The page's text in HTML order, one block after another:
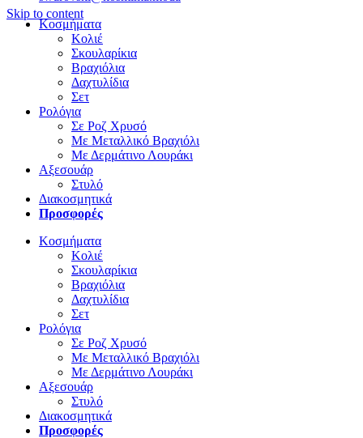
Skip to content
Κοσμήματα
Κολιέ
Σκουλαρίκια
Βραχιόλια
Δαχτυλίδια
Σετ
Ρολόγια
Σε Ροζ Χρυσό
Με Μεταλλικό Βραχιόλι
Με Δερμάτινο Λουράκι
Αξεσουάρ
Στυλό
Διακοσμητικά
Προσφορές
Κοσμήματα
Κολιέ
Σκουλαρίκια
Βραχιόλια
Δαχτυλίδια
Σετ
Ρολόγια
Σε Ροζ Χρυσό
Με Μεταλλικό Βραχιόλι
Με Δερμάτινο Λουράκι
Αξεσουάρ
Στυλό
Διακοσμητικά
Προσφορές